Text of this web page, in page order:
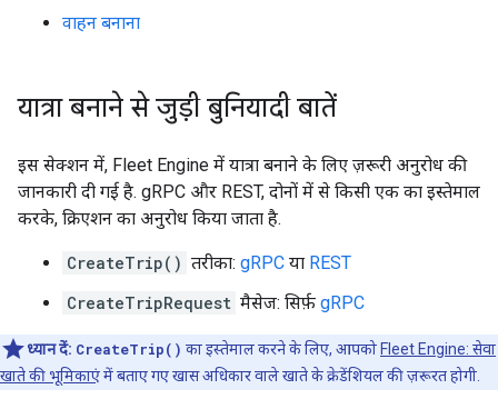
वाहन बनाना
यात्रा बनाने से जुड़ी बुनियादी बातें
इस सेक्शन में, Fleet Engine में यात्रा बनाने के लिए ज़रूरी अनुरोध की
जानकारी दी गई है. gRPC और REST, दोनों में से किसी एक का इस्तेमाल
करके, क्रिएशन का अनुरोध किया जाता है.
CreateTrip() तरीका: gRPC या REST
CreateTripRequest मैसेज: सिर्फ़ gRPC
ध्यान दें: CreateTrip() का इस्तेमाल करने के लिए, आपको Fleet Engine: सेवा
खाते की भूमिकाएंमें बताए गए खास अधिकार वाले खाते के क्रेडेंशियल की ज़रूरत होगी.